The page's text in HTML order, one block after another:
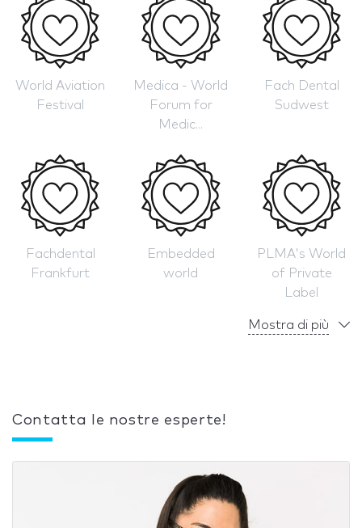
World Aviation
Festival
Medica - World
Forum for
Medic...
Fach Dental
Sudwest
Fachdental
Frankfurt
Embedded
world
PLMA's World
of Private
Label
Mostra di più
Contatta le nostre esperte!